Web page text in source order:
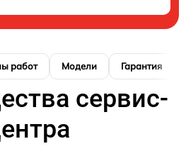
работ Модели Гарантия
сервис-